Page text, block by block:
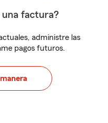
una factura?
administre las
pagos futuros.